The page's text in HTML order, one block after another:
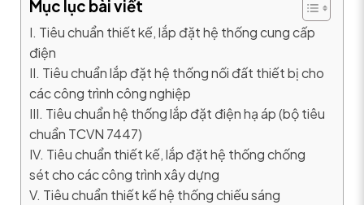
Mục lục bài viết
I. Tiêu chuẩn thiết kế, lắp đặt hệ thống cung cấp
điện
II. Tiêu chuẩn lắp đặt hệ thống nối đất thiết bị cho
các công trình công nghiệp
III. Tiêu chuẩn hệ thống lắp đặt điện hạ áp (bộ tiêu
chuẩn TCVN 7447)
IV. Tiêu chuẩn thiết kế, lắp đặt hệ thống chống
sét cho các công trình xây dựng
V. Tiêu chuẩn thiết kế hệ thống chiếu sáng